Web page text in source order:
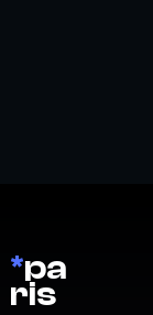
*pa
ris